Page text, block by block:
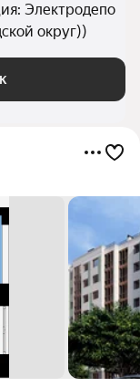
Электродепо
округ))